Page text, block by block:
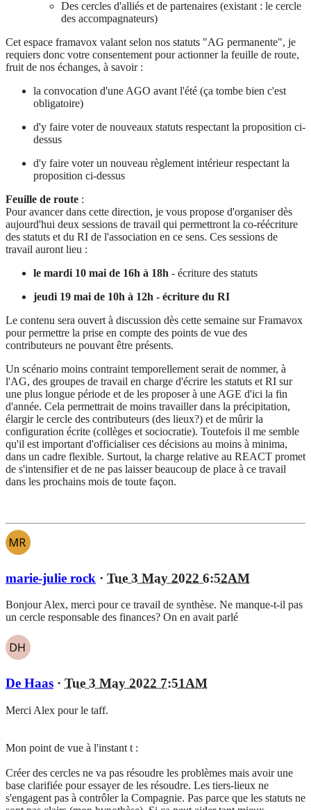
Des cercles d'alliés et de partenaires (existant : le cercle
des accompagnateurs)
Cet espace framavox valant selon nos statuts "AG permanente", je
requiers donc votre consentement pour actionner la feuille de route,
fruit de nos échanges, à savoir :
la convocation d'une AGO avant l'été (ça tombe bien c'est
obligatoire)
d'y faire voter de nouveaux statuts respectant la proposition ci-
dessus
d'y faire voter un nouveau règlement intérieur respectant la
proposition ci-dessus
Feuille de route :
Pour avancer dans cette direction, je vous propose d'organiser dès
aujourd'hui deux sessions de travail qui permettront la co-réécriture
des statuts et du RI de l'association en ce sens. Ces sessions de
travail auront lieu :
le mardi 10 mai de 16h à 18h - écriture des statuts
jeudi 19 mai de 10h à 12h - écriture du RI
Le contenu sera ouvert à discussion dès cette semaine sur Framavox
pour permettre la prise en compte des points de vue des
contributeurs ne pouvant être présents.
Un scénario moins contraint temporellement serait de nommer, à
l'AG, des groupes de travail en charge d'écrire les statuts et RI sur
une plus longue période et de les proposer à une AGE d'ici la fin
d'année. Cela permettrait de moins travailler dans la précipitation,
élargir le cercle des contributeurs (des lieux?) et de mûrir la
configuration écrite (collèges et sociocratie). Toutefois il me semble
qu'il est important d'officialiser ces décisions au moins à minima,
dans un cadre flexible. Surtout, la charge relative au REACT promet
de s'intensifier et de ne pas laisser beaucoup de place à ce travail
dans les prochains mois de toute façon.
marie-julie rock · Tue 3 May 2022 6:52AM
Bonjour Alex, merci pour ce travail de synthèse. Ne manque-t-il pas
un cercle responsable des finances? On en avait parlé
De Haas · Tue 3 May 2022 7:51AM
Merci Alex pour le taff.
Mon point de vue à l'instant t :
Créer des cercles ne va pas résoudre les problèmes mais avoir une
base clarifiée pour essayer de les résoudre. Les tiers-lieux ne
s'engagent pas à contrôler la Compagnie. Pas parce que les statuts ne